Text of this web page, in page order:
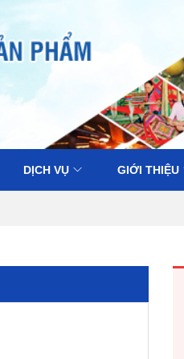
DỊCH VỤ GIỚI THIỆU